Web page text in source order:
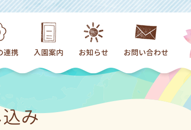
連携 入園案内
入園までの流れ
お知らせ
新着情報一覧
お問い合わせ
み